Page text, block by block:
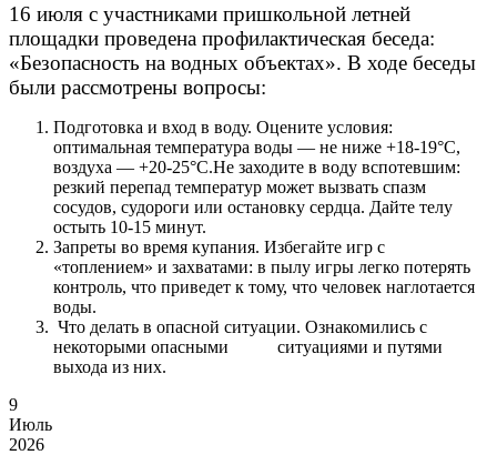
16 июля с участниками пришкольной летней
площадки проведена профилактическая беседа:
«Безопасность на водных объектах». В ходе беседы
были рассмотрены вопросы:
Подготовка и вход в воду. Оцените условия:
оптимальная температура воды — не ниже +18-19°C,
воздуха — +20-25°C.Не заходите в воду вспотевшим:
резкий перепад температур может вызвать спазм
сосудов, судороги или остановку сердца. Дайте телу
остыть 10-15 минут.
Запреты во время купания. Избегайте игр с
«топлением» и захватами: в пылу игры легко потерять
контроль, что приведет к тому, что человек наглотается
воды.
Что делать в опасной ситуации. Ознакомились с
некоторыми опасными ситуациями и путями
выхода из них.
9
Июль
2026